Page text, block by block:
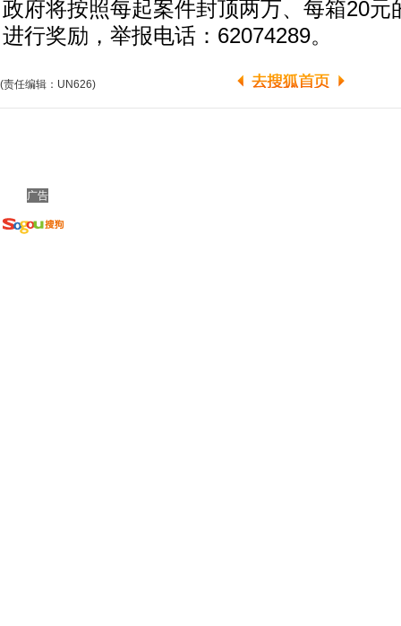
政府将按照每起案件封顶两万、每箱20元
进行奖励，举报电话：62074289。
(责任编辑：UN626)
广告